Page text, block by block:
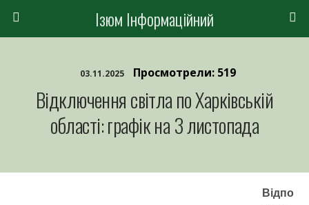
Ізюм Інформаційний
03.11.2025 Просмотрели: 519
Відключення світла по Харківській
області: графік на 3 листопада
Відпо